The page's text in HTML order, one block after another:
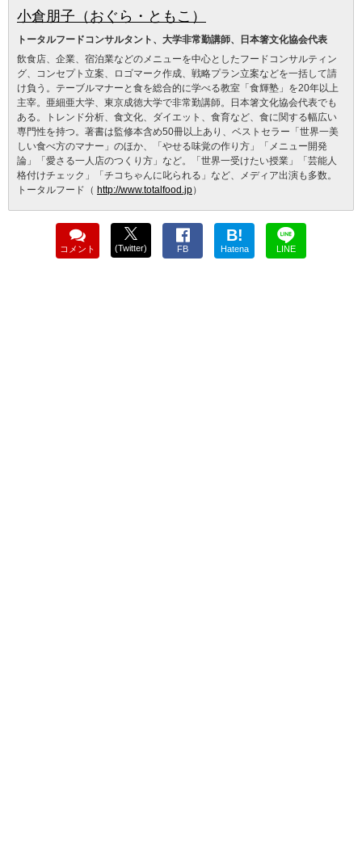
小倉朋子（おぐら・ともこ）
トータルフードコンサルタント、大学非常勤講師、日本箸文化協会代表
飲食店、企業、宿泊業などのメニューを中心としたフードコンサルティン
グ、コンセプト立案、ロゴマーク作成、戦略プラン立案などを一括して請
け負う。テーブルマナーと食を総合的に学べる教室「食輝塾」を20年以上
主宰。亜細亜大学、東京成徳大学で非常勤講師。日本箸文化協会代表でも
ある。トレンド分析、食文化、ダイエット、食育など、食に関する幅広い
専門性を持つ。著書は監修本含め50冊以上あり、ベストセラー「世界一美
しい食べ方のマナー」のほか、「やせる味覚の作り方」「メニュー開発
論」「愛さる一人店のつくり方」など。「世界一受けたい授業」「芸能人
格付けチェック」「チコちゃんに叱られる」など、メディア出演も多数。
トータルフード（ http://www.totalfood.jp）
コメント (Twitter) FB
B!
Hatena LINE